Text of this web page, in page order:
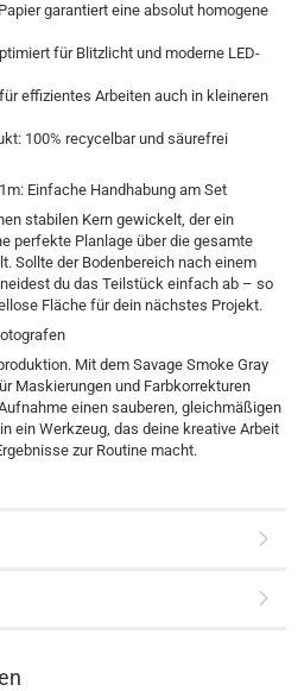
garantiert eine absolut homogene
für Blitzlicht und moderne LED-
effizientes Arbeiten auch in kleineren
100% recycelbar und säurefrei
Einfache Handhabung am Set
stabilen Kern gewickelt, der ein
perfekte Planlage über die gesamte
Sollte der Bodenbereich nach einem
du das Teilstück einfach ab – so
Fläche für dein nächstes Projekt.
Mit dem Savage Smoke Gray
Maskierungen und Farbkorrekturen
einen sauberen, gleichmäßigen
ein Werkzeug, das deine kreative Arbeit
zur Routine macht.